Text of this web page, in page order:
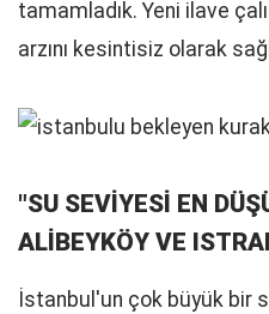
tamamladık. Yeni ilave
arzını kesintisiz olarak
"SU SEVİYESİ EN
ALİBEYKÖY VE
İstanbul'un çok büyük bir